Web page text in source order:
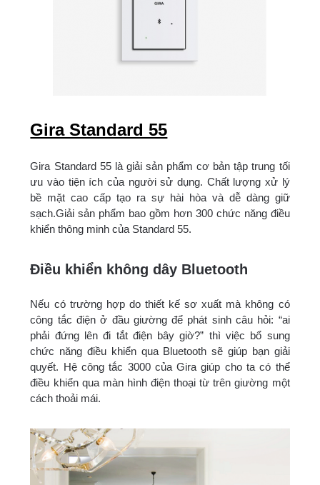
Gira Standard 55
Gira Standard 55 là giải sản phẩm cơ bản tập trung tối
ưu vào tiện ích của người sử dụng. Chất lượng xử lý
bề mặt cao cấp tạo ra sự hài hòa và dễ dàng giữ
sạch.Giải sản phẩm bao gồm hơn 300 chức năng điều
khiển thông minh của Standard 55.
Điều khiển không dây Bluetooth
Nếu có trường hợp do thiết kế sơ xuất mà không có
công tắc điện ở đầu giường để phát sinh câu hỏi: “ai
phải đứng lên đi tắt điện bây giờ?” thì việc bổ sung
chức năng điều khiển qua Bluetooth sẽ giúp bạn giải
quyết. Hệ công tắc 3000 của Gira giúp cho ta có thể
điều khiển qua màn hình điện thoại từ trên giường một
cách thoải mái.